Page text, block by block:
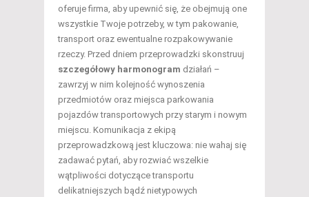
oferuje firma, aby upewnić się, że obejmują one
wszystkie Twoje potrzeby, w tym pakowanie,
transport oraz ewentualne rozpakowywanie
rzeczy. Przed dniem przeprowadzki skonstruuj
szczegółowy harmonogram działań –
zawrzyj w nim kolejność wynoszenia
przedmiotów oraz miejsca parkowania
pojazdów transportowych przy starym i nowym
miejscu. Komunikacja z ekipą
przeprowadzkową jest kluczowa: nie wahaj się
zadawać pytań, aby rozwiać wszelkie
wątpliwości dotyczące transportu
delikatniejszych bądź nietypowych